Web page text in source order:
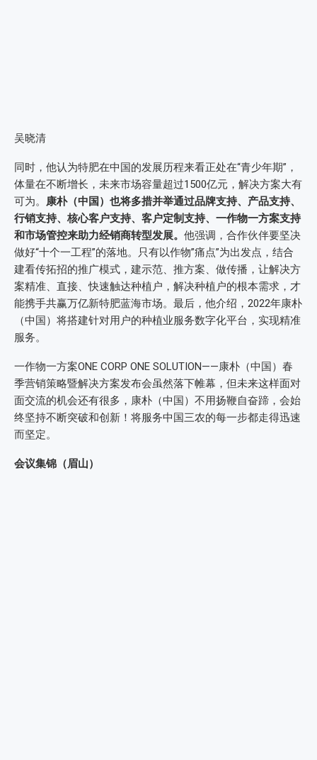
吴晓清
同时，他认为特肥在中国的发展历程来看正处在“青少年期”，
体量在不断增长，未来市场容量超过1500亿元，解决方案大有
可为。 康朴（中国）也将多措并举通过品牌支持、产品支持、
行销支持、核心客户支持、客户定制支持、一作物一方案支持
和市场管控来助力经销商转型发展。 他强调，合作伙伴要坚决
做好“十个一工程”的落地。只有以作物”痛点”为出发点，结合
建看传拓招的推广模式，建示范、推方案、做传播，让解决方
案精准、直接、快速触达种植户，解决种植户的根本需求，才
能携手共赢万亿新特肥蓝海市场。最后，他介绍，2022年康朴
（中国）将搭建针对用户的种植业服务数字化平台，实现精准
服务。
一作物一方案ONE CORP ONE SOLUTION——康朴（中国）春
季营销策略暨解决方案发布会虽然落下帷幕，但未来这样面对
面交流的机会还有很多，康朴（中国）不用扬鞭自奋蹄，会始
终坚持不断突破和创新！将服务中国三农的每一步都走得迅速
而坚定。
会议集锦（眉山）